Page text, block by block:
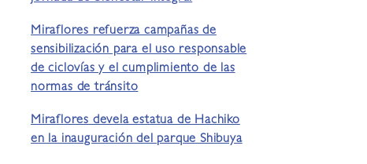
Miraflores refuerza campañas de
sensibilización para el uso responsable
de ciclovías y el cumplimiento de las
normas de tránsito
Miraflores devela estatua de Hachiko
en la inauguración del parque Shibuya